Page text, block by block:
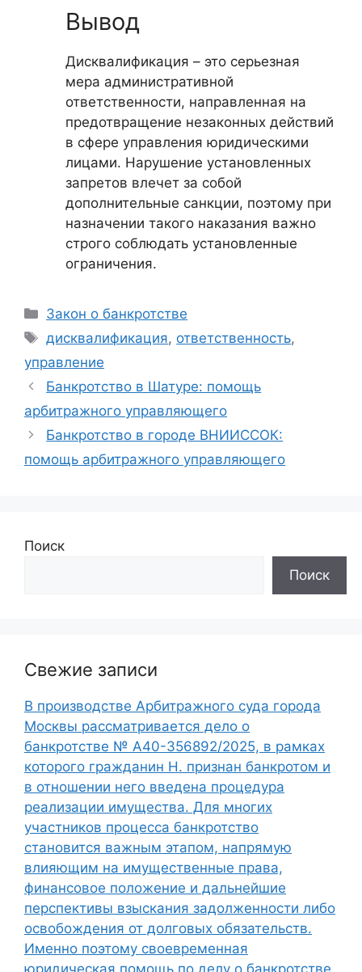
Вывод
Дисквалификация – это серьезная
мера административной
ответственности, направленная на
предотвращение незаконных действий
в сфере управления юридическими
лицами. Нарушение установленных
запретов влечет за собой
дополнительные санкции, поэтому при
назначении такого наказания важно
строго соблюдать установленные
ограничения.
Рубрики
Закон о банкротстве
Метки
дисквалификация, ответственность,
управление
Банкротство в Шатуре: помощь
арбитражного управляющего
Банкротство в городе ВНИИССОК:
помощь арбитражного управляющего
Поиск
Поиск
Свежие записи
В производстве Арбитражного суда города
Москвы рассматривается дело о
банкротстве № А40-356892/2025, в рамках
которого гражданин Н. признан банкротом и
в отношении него введена процедура
реализации имущества. Для многих
участников процесса банкротство
становится важным этапом, напрямую
влияющим на имущественные права,
финансовое положение и дальнейшие
перспективы взыскания задолженности либо
освобождения от долговых обязательств.
Именно поэтому своевременная